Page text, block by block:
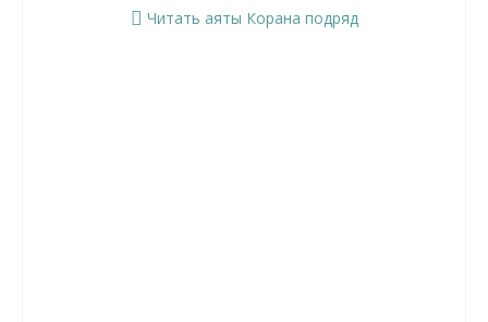
Читать аяты Корана подряд